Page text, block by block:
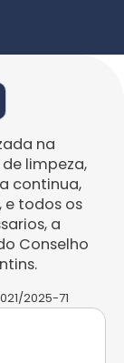
na
limpeza,
continua,
todos os
a
Conselho
2025-71